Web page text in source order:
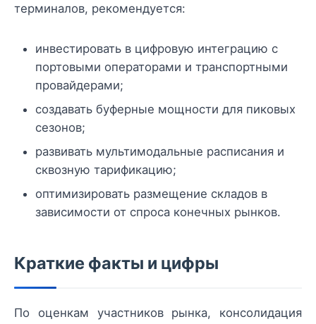
терминалов, рекомендуется:
инвестировать в цифровую интеграцию с
портовыми операторами и транспортными
провайдерами;
создавать буферные мощности для пиковых
сезонов;
развивать мультимодальные расписания и
сквозную тарификацию;
оптимизировать размещение складов в
зависимости от спроса конечных рынков.
Краткие факты и цифры
По оценкам участников рынка, консолидация